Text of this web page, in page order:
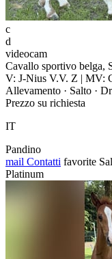
c
d
videocam
Cavallo sportivo belga,
V: J-Nius V.V. Z |
Allevamento · Salto ·
Prezzo su richiesta
IT
Pandino
mail Contatti favorite
Platinum